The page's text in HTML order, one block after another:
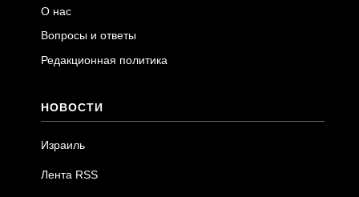
О нас
Вопросы и ответы
Редакционная политика
НОВОСТИ
Израиль
Лента RSS